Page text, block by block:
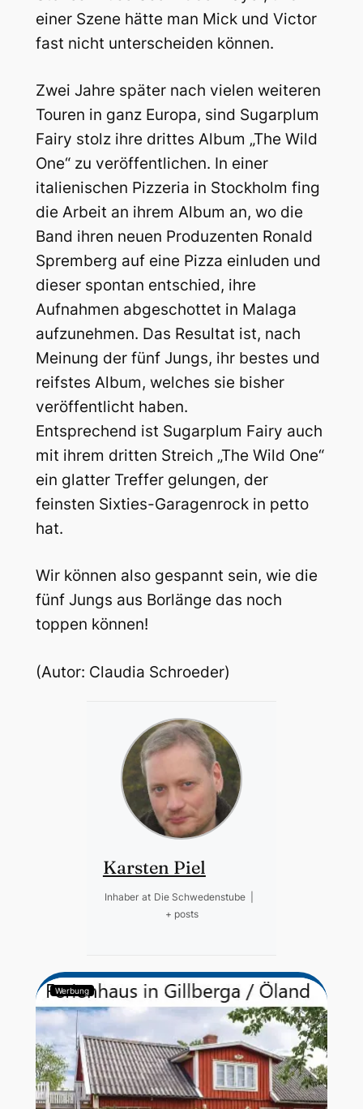
einer Szene hätte man Mick und Victor
fast nicht unterscheiden können.
Zwei Jahre später nach vielen weiteren
Touren in ganz Europa, sind Sugarplum
Fairy stolz ihre drittes Album „The Wild
One“ zu veröffentlichen. In einer
italienischen Pizzeria in Stockholm fing
die Arbeit an ihrem Album an, wo die
Band ihren neuen Produzenten Ronald
Spremberg auf eine Pizza einluden und
dieser spontan entschied, ihre
Aufnahmen abgeschottet in Malaga
aufzunehmen. Das Resultat ist, nach
Meinung der fünf Jungs, ihr bestes und
reifstes Album, welches sie bisher
veröffentlicht haben.
Entsprechend ist Sugarplum Fairy auch
mit ihrem dritten Streich „The Wild One“
ein glatter Treffer gelungen, der
feinsten Sixties-Garagenrock in petto
hat.
Wir können also gespannt sein, wie die
fünf Jungs aus Borlänge das noch
toppen können!
(Autor: Claudia Schroeder)
Karsten Piel
Inhaber at Die Schwedenstube
+ posts
Werbung